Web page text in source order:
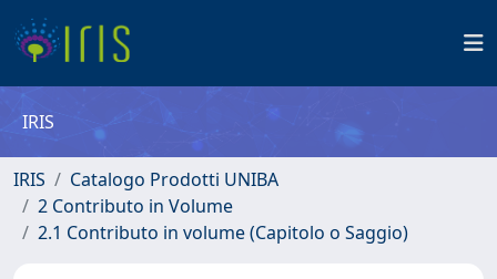
IRIS
IRIS
Catalogo Prodotti UNIBA
2 Contributo in Volume
2.1 Contributo in volume (Capitolo o Saggio)